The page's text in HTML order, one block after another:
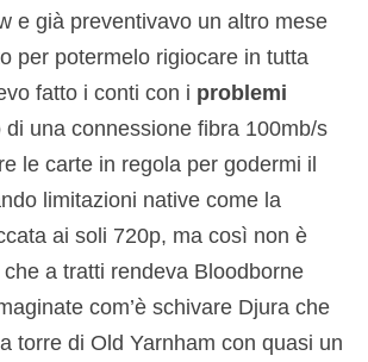
e già preventivavo un altro mese
per potermelo rigiocare in tutta
fatto i conti con i problemi
di una connessione fibra 100mb/s
le carte in regola per godermi il
limitazioni native come la
ai soli 720p, ma così non è
a tratti rendeva Bloodborne
com’è schivare Djura che
torre di Old Yarnham con quasi un